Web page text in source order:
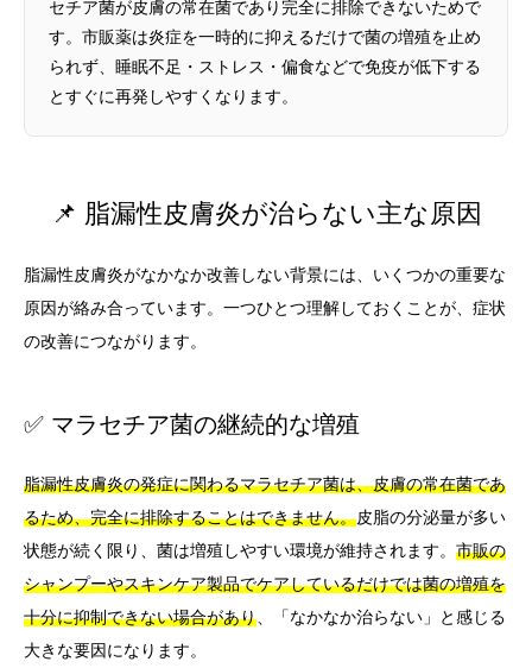
セチア菌が皮膚の常在菌であり完全に排除できないためで
す。市販薬は炎症を一時的に抑えるだけで菌の増殖を止め
られず、睡眠不足・ストレス・偏食などで免疫が低下する
とすぐに再発しやすくなります。
📌 脂漏性皮膚炎が治らない主な原因
脂漏性皮膚炎がなかなか改善しない背景には、いくつかの重要な
原因が絡み合っています。一つひとつ理解しておくことが、症状
の改善につながります。
✅ マラセチア菌の継続的な増殖
脂漏性皮膚炎の発症に関わるマラセチア菌は、皮膚の常在菌であ
るため、完全に排除することはできません。皮脂の分泌量が多い
状態が続く限り、菌は増殖しやすい環境が維持されます。 市販の
シャンプーやスキンケア製品でケアしているだけでは菌の増殖を
十分に抑制できない場合があり 、「なかなか治らない」と感じる
大きな要因になります。